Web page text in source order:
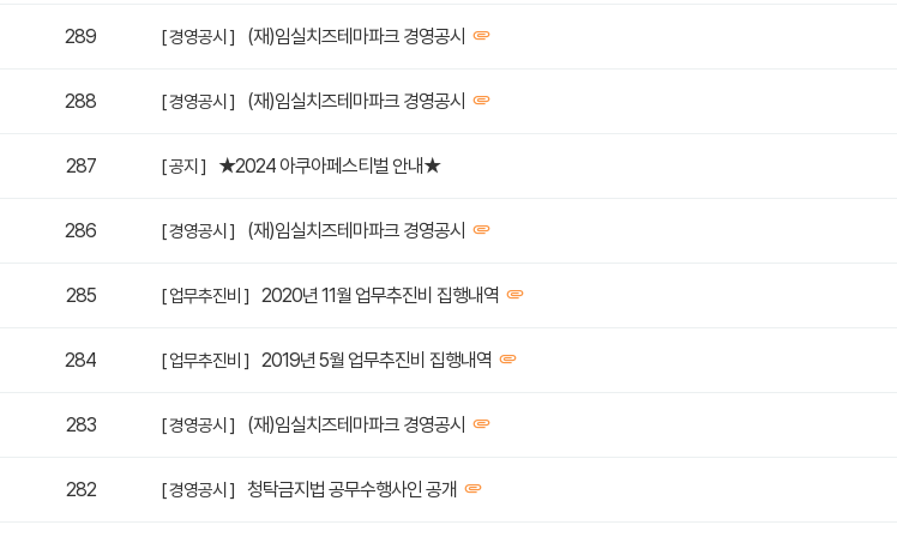
289 [ 경영공시 ] (재)임실치즈테마파크 경영공시
288 [ 경영공시 ] (재)임실치즈테마파크 경영공시
287 [ 공지 ] ★2024 아쿠아페스티벌 안내★
286 [ 경영공시 ] (재)임실치즈테마파크 경영공시
285 [ 업무추진비 ] 2020년 11월 업무추진비 집행내역
284 [ 업무추진비 ] 2019년 5월 업무추진비 집행내역
283 [ 경영공시 ] (재)임실치즈테마파크 경영공시
282 [ 경영공시 ] 청탁금지법 공무수행사인 공개